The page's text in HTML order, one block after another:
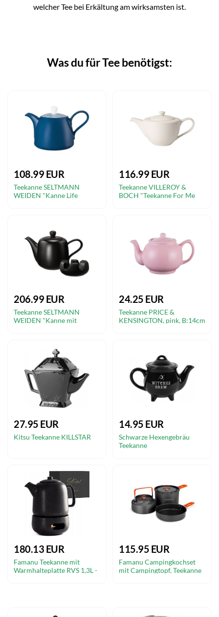
welcher Tee bei Erkältung am wirksamsten ist.
Was du für Tee benötigst:
108.99 EUR
Teekanne SELTMANN
WEIDEN "Kanne Life
116.99 EUR
Teekanne VILLEROY &
BOCH "Teekanne For Me
206.99 EUR
Teekanne SELTMANN
WEIDEN "Kanne mit
24.25 EUR
Teekanne PRICE &
KENSINGTON, pink, B:14cm
27.95 EUR
Kitsu Teekanne KILLSTAR
14.95 EUR
Schwarze Hexengebräu
Teekanne
180.13 EUR
Famanu Teekanne mit
Warmhalteplatte RVS 1,3L -
115.95 EUR
Famanu Campingkochset
mit Campingtopf, Teekanne